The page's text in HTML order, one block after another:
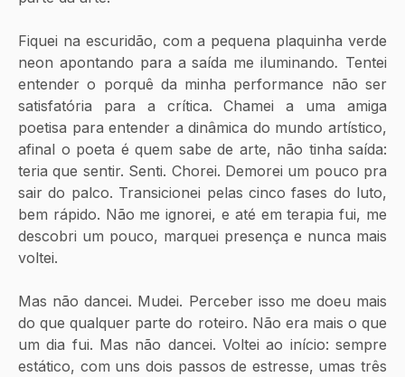
Fiquei na escuridão, com a pequena plaquinha verde
neon apontando para a saída me iluminando. Tentei
entender o porquê da minha performance não ser
satisfatória para a crítica. Chamei a uma amiga
poetisa para entender a dinâmica do mundo artístico,
afinal o poeta é quem sabe de arte, não tinha saída:
teria que sentir. Senti. Chorei. Demorei um pouco pra
sair do palco. Transicionei pelas cinco fases do luto,
bem rápido. Não me ignorei, e até em terapia fui, me
descobri um pouco, marquei presença e nunca mais
voltei.
Mas não dancei. Mudei. Perceber isso me doeu mais
do que qualquer parte do roteiro. Não era mais o que
um dia fui. Mas não dancei. Voltei ao início: sempre
estático, com uns dois passos de estresse, umas três